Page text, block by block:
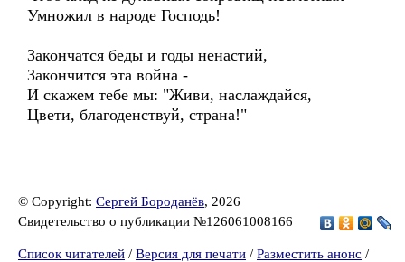
Умножил в народе Господь!
Закончатся беды и годы ненастий,
Закончится эта война -
И скажем тебе мы: "Живи, наслаждайся,
Цвети, благоденствуй, страна!"
© Copyright: Сергей Бороданёв, 2026
Свидетельство о публикации №126061008166
Список читателей / Версия для печати / Разместить анонс /